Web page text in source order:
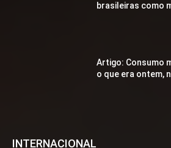
brasileiras como
Artigo: Consumo
o que era ontem,
INTERNACIONAL